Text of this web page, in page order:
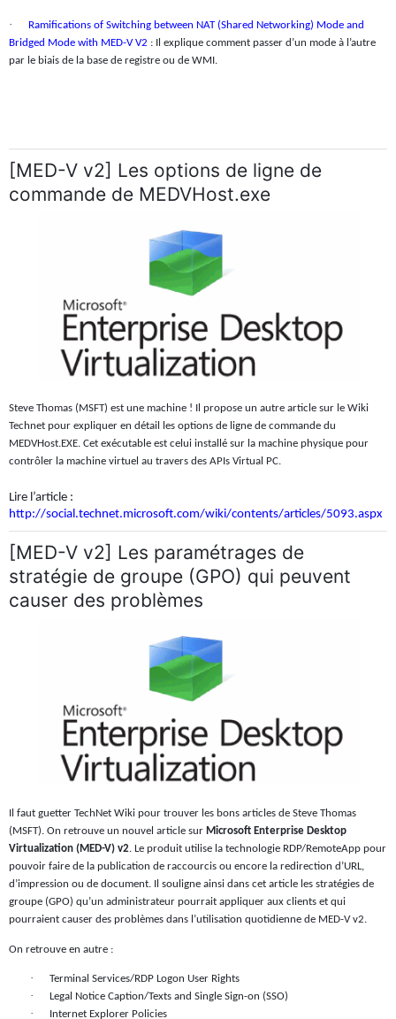
·
Ramifications of Switching between NAT (Shared Networking) Mode and
Bridged Mode with MED-V V2 : Il explique comment passer d’un mode à l’autre
par le biais de la base de registre ou de WMI.
[MED-V v2] Les options de ligne de
commande de MEDVHost.exe
Steve Thomas (MSFT) est une machine ! Il propose un autre article sur le Wiki
Technet pour expliquer en détail les options de ligne de commande du
MEDVHost.EXE. Cet exécutable est celui installé sur la machine physique pour
contrôler la machine virtuel au travers des APIs Virtual PC.
Lire l’article :
http://social.technet.microsoft.com/wiki/contents/articles/5093.aspx
[MED-V v2] Les paramétrages de
stratégie de groupe (GPO) qui peuvent
causer des problèmes
Il faut guetter TechNet Wiki pour trouver les bons articles de Steve Thomas
(MSFT). On retrouve un nouvel article sur Microsoft Enterprise Desktop
Virtualization (MED-V) v2. Le produit utilise la technologie RDP/RemoteApp pour
pouvoir faire de la publication de raccourcis ou encore la redirection d’URL,
d’impression ou de document. Il souligne ainsi dans cet article les stratégies de
groupe (GPO) qu’un administrateur pourrait appliquer aux clients et qui
pourraient causer des problèmes dans l’utilisation quotidienne de MED-V v2.
On retrouve en autre :
· Terminal Services/RDP Logon User Rights
· Legal Notice Caption/Texts and Single Sign-on (SSO)
· Internet Explorer Policies